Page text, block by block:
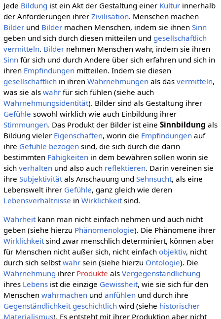
Jede Bildung ist ein Akt der Gestaltung einer Kulturinnerhalb
der Anforderungen ihrer Zivilisation. Menschen machen
Bilderund Bildermachen Menschen, indem sie ihnen Sinn
geben und sich durch diesen mitteilen und gesellschaftlich
vermitteln. Bildernehmen Menschen wahr, indem sie ihren
Sinnfür sich und durch Andere über sich erfahren und sich in
ihren Empfindungenmitteilen. Indem sie diesen
gesellschaftlichin ihren Wahrnehmungenals das vermitteln,
was sie als wahrfür sich fühlen (siehe auch
Wahrnehmungsidentität). Bilder sind als Gestaltung ihrer
Gefühle sowohl wirklich wie auch Einbildung ihrer
Stimmungen. Das Produkt der Bilder ist eine Sinnbildung als
Bildung vieler Eigenschaften, worin die Empfindungenauf
ihre Gefühle bezogensind, die sich durch die darin
bestimmten Fähigkeitenin dem bewähren sollen worin sie
sich verhaltenund also auch reflektieren. Darin vereinen sie
ihre Subjektivitätals Anschauung und Sehnsucht, als eine
Lebenswelt ihrer Gefühle, ganz gleich wie deren
Lebensverhältnisse in Wirklichkeitsind.
Wahrheitkann man nicht einfach nehmen und auch nicht
geben (siehe hierzu Phänomenologie). Die Phänomene ihrer
Wirklichkeitsind zwar menschlich determiniert, können aber
für Menschen nicht außer sich, nicht einfach objektiv, nicht
durch sich selbstwahrsein (siehe hierzu Ontologie). Die
Wahrnehmung ihrer Produkte als Vergegenständlichung
ihres Lebensist die einzige Gewissheit, wie sie sich für den
Menschen wahrmachenund anfühlenund durch ihre
Gegenständlichkeit geschichtlichwird (siehe historischer
Materialismus). Es entsteht mit ihrer Produktion aber nicht